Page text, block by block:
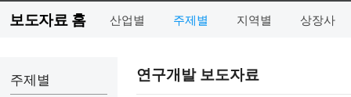
보도자료 홈 산업별 주제별 지역별 상장사
주제별 연구개발 보도자료